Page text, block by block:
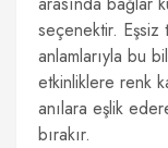
seçenektir. Eşsiz
anlamlarıyla bu
etkinliklere renk
anılara eşlik
bırakır.